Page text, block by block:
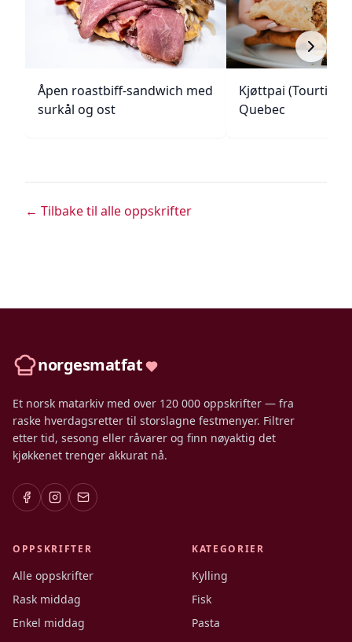
Åpen roastbiff-sandwich med
surkål og ost
Kjøttpai
Quebec
← Tilbake til alle oppskrifter
norgesmatfat
Et norsk matarkiv med over 120 000 oppskrifter — fra
raske hverdagsretter til storslagne festmenyer. Filtrer
etter tid, sesong eller råvarer og finn nøyaktig det
kjøkkenet trenger akkurat nå.
OPPSKRIFTER
Alle oppskrifter
Rask middag
Enkel middag
KATEGORIER
Kylling
Fisk
Pasta